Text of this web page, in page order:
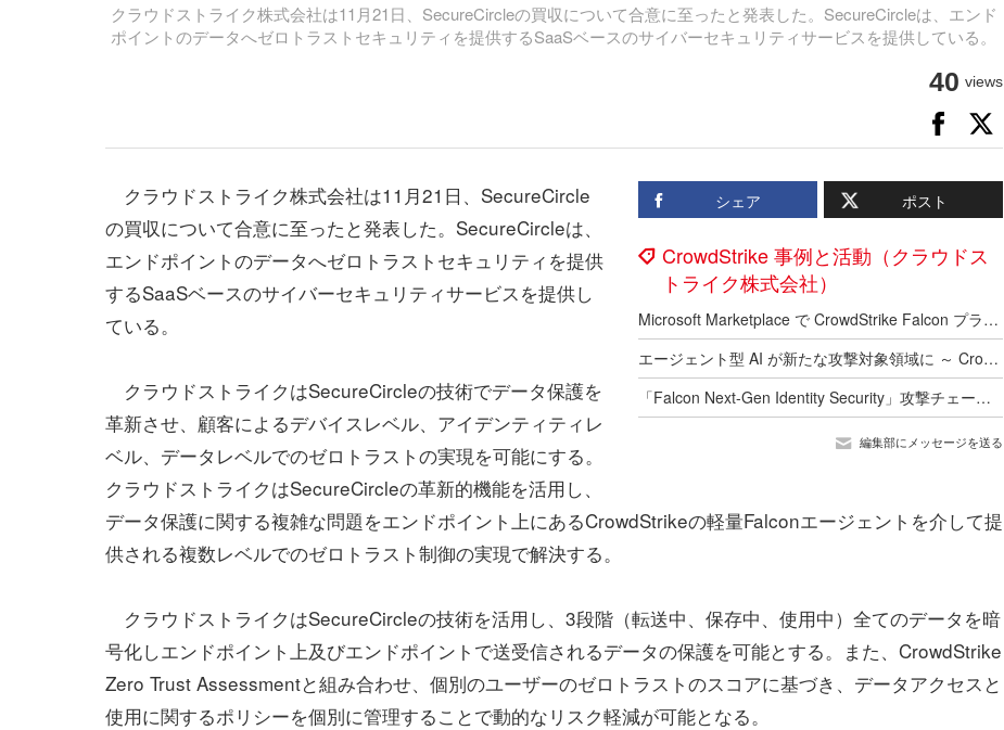
クラウドストライク株式会社は11月21日、SecureCircleの買収について合意に至ったと発表した。SecureCircleは、エンド
ポイントのデータへゼロトラストセキュリティを提供するSaaSベースのサイバーセキュリティサービスを提供している。
40 views
シェア ポスト
CrowdStrike 事例と活動（クラウドス
トライク株式会社）
Microsoft Marketplace で CrowdStrike Falcon プラットフォームの購入が可能に
エージェント型 AI が新たな攻撃対象領域に ～ CrowdStrike「2025年版脅威ハンティングレポート」
「Falcon Next-Gen Identity Security」攻撃チェーン全体にわたるアイデンティティ保護
編集部にメッセージを送る
クラウドストライク株式会社は11月21日、SecureCircle
の買収について合意に至ったと発表した。SecureCircleは、
エンドポイントのデータへゼロトラストセキュリティを提供
するSaaSベースのサイバーセキュリティサービスを提供し
ている。
クラウドストライクはSecureCircleの技術でデータ保護を
革新させ、顧客によるデバイスレベル、アイデンティティレ
ベル、データレベルでのゼロトラストの実現を可能にする。
クラウドストライクはSecureCircleの革新的機能を活用し、
データ保護に関する複雑な問題をエンドポイント上にあるCrowdStrikeの軽量Falconエージェントを介して提
供される複数レベルでのゼロトラスト制御の実現で解決する。
クラウドストライクはSecureCircleの技術を活用し、3段階（転送中、保存中、使用中）全てのデータを暗
号化しエンドポイント上及びエンドポイントで送受信されるデータの保護を可能とする。また、CrowdStrike
Zero Trust Assessmentと組み合わせ、個別のユーザーのゼロトラストのスコアに基づき、データアクセスと
使用に関するポリシーを個別に管理することで動的なリスク軽減が可能となる。